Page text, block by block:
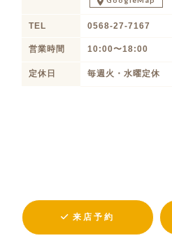
TEL 0568-27-7167
営業時間 10:00〜18:00
定休日 毎週火・水曜定休
来店予約